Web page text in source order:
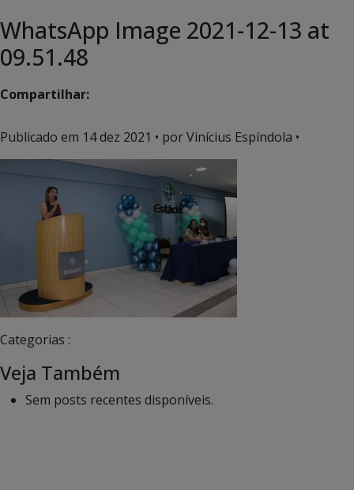
WhatsApp Image 2021-12-13 at
09.51.48
Compartilhar:
Publicado em 14 dez 2021 • por Vinícius Espíndola •
Categorias :
Veja Também
Sem posts recentes disponíveis.